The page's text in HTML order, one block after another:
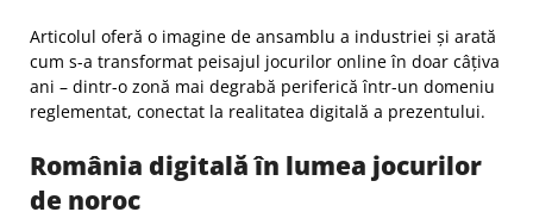
Articolul oferă o imagine de ansamblu a industriei și arată
cum s-a transformat peisajul jocurilor online în doar câțiva
ani – dintr-o zonă mai degrabă periferică într-un domeniu
reglementat, conectat la realitatea digitală a prezentului.
România digitală în lumea jocurilor
de noroc